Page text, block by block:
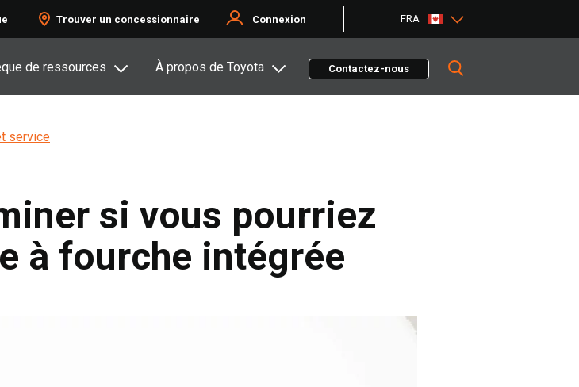
Trouver un concessionnaire Connexion FRA
de ressources À propos de Toyota Contactez-nous
service
si vous pourriez
à fourche intégrée